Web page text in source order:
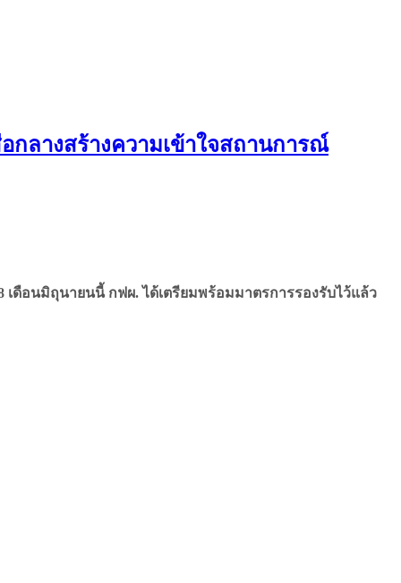
กลางสร้างความเข้าใจสถานการณ์
ดือนมิถุนายนนี้ กฟผ. ได้เตรียมพร้อมมาตรการรองรับไว้แล้ว